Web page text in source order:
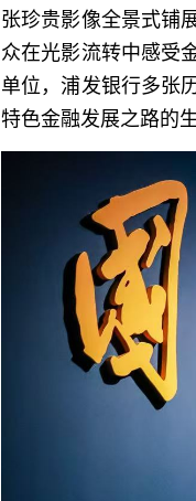
张珍贵影像全景式铺
众在光影流转中感受
单位，浦发银行多张
特色金融发展之路的